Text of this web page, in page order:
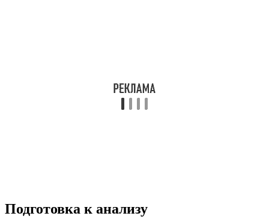
Подготовка к анализу